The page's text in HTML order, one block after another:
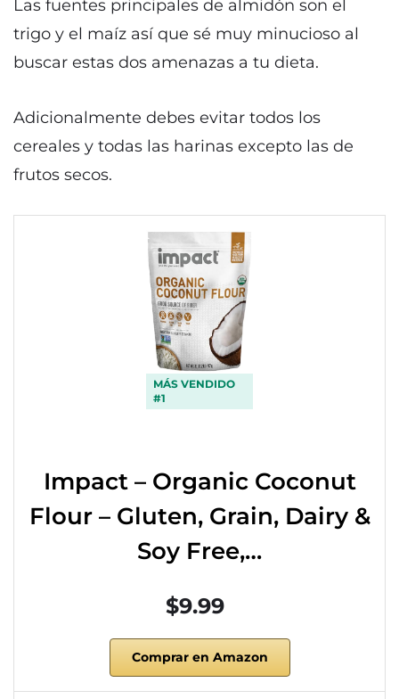
Las fuentes principales de almidón son el
trigo y el maíz así que sé muy minucioso al
buscar estas dos amenazas a tu dieta.
Adicionalmente debes evitar todos los
cereales y todas las harinas excepto las de
frutos secos.
MÁS VENDIDO
#1
Impact – Organic Coconut
Flour – Gluten, Grain, Dairy &
Soy Free,…
$9.99
Comprar en Amazon